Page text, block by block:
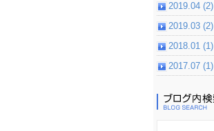
2019.04 (2)
2019.03 (2)
2018.01 (1)
2017.07 (1)